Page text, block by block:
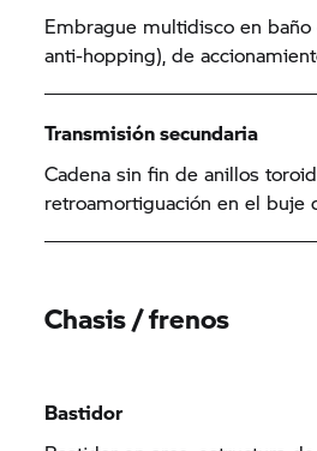
Embrague multidisco en
anti-hopping), de
Transmisión secundaria
Cadena sin fin de anillos
retroamortiguación en el buje
Chasis / frenos
Bastidor